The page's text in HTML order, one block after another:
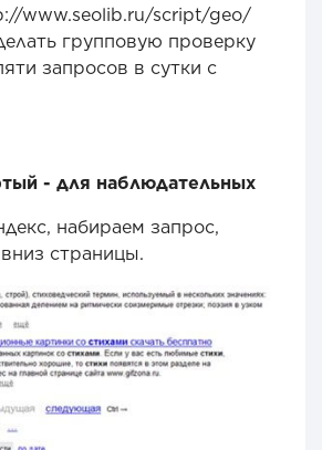
www.seolib.ru/script/geo/
групповую проверку
запросов в сутки с
- для наблюдательных
набираем запрос,
страницы.